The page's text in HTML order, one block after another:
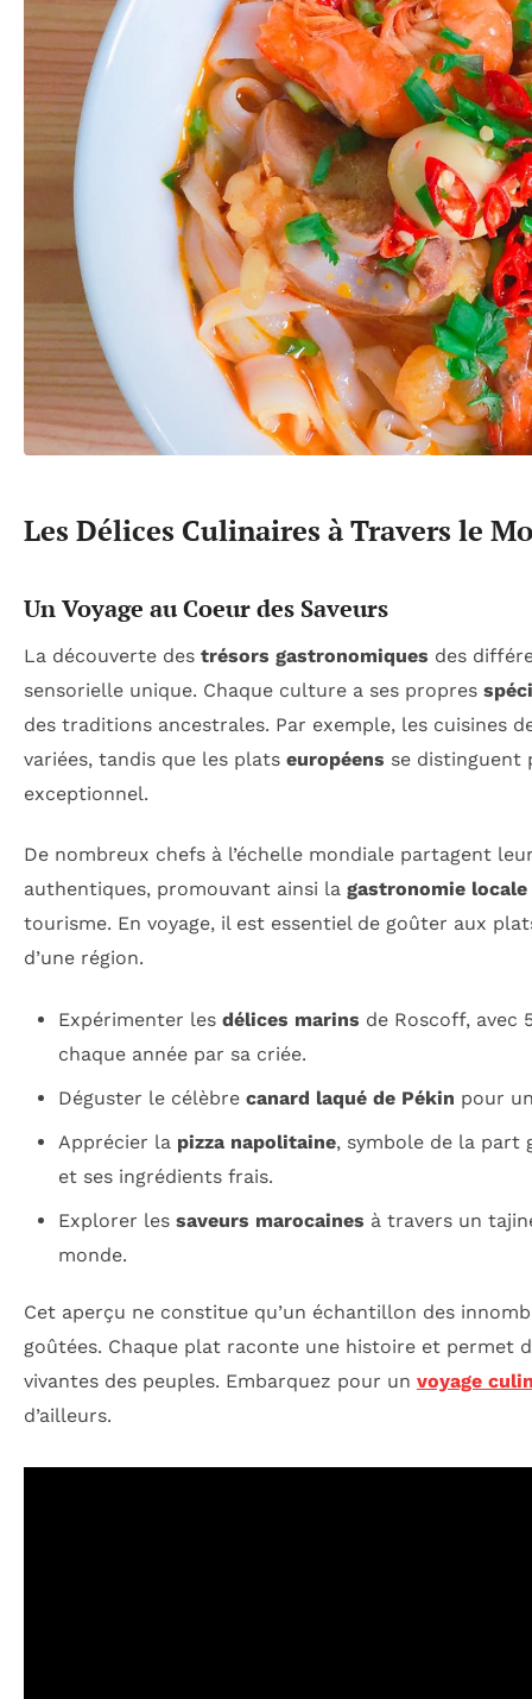
Les Délices Culinaires à Travers le
Un Voyage au Coeur des Saveurs
La découverte des trésors gastronomiques des
sensorielle unique. Chaque culture a ses propres
des traditions ancestrales. Par exemple, les cuisines
variées, tandis que les plats européens se distinguent
exceptionnel.
De nombreux chefs à l’échelle mondiale partagent
authentiques, promouvant ainsi la gastronomie locale
tourisme. En voyage, il est essentiel de goûter aux
d’une région.
Expérimenter les délices marins de Roscoff, avec
chaque année par sa criée.
Déguster le célèbre canard laqué de Pékin pour
Apprécier la pizza napolitaine, symbole de la part
et ses ingrédients frais.
Explorer les saveurs marocaines à travers un
monde.
Cet aperçu ne constitue qu’un échantillon des
goûtées. Chaque plat raconte une histoire et
vivantes des peuples. Embarquez pour un voyage
d’ailleurs.